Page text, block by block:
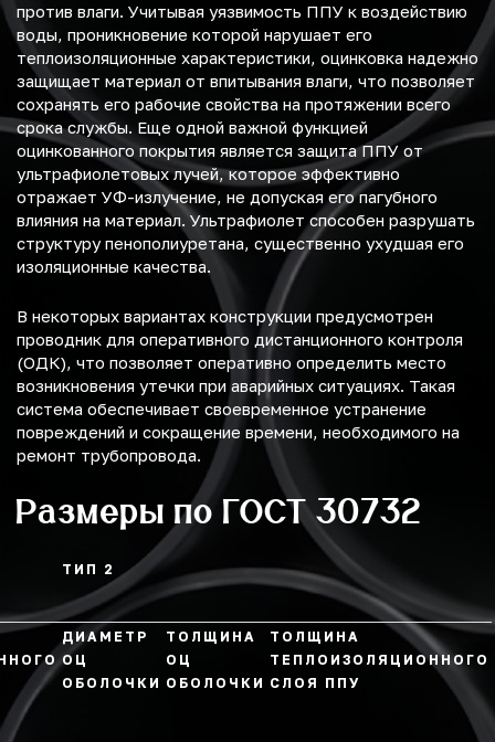
против влаги. Учитывая уязвимость ППУ к воздействию
воды, проникновение которой нарушает его
теплоизоляционные характеристики, оцинковка надежно
защищает материал от впитывания влаги, что позволяет
сохранять его рабочие свойства на протяжении всего
срока службы. Еще одной важной функцией
оцинкованного покрытия является защита ППУ от
ультрафиолетовых лучей, которое эффективно
отражает УФ-излучение, не допуская его пагубного
влияния на материал. Ультрафиолет способен разрушать
структуру пенополиуретана, существенно ухудшая его
изоляционные качества.
В некоторых вариантах конструкции предусмотрен
проводник для оперативного дистанционного контроля
(ОДК), что позволяет оперативно определить место
возникновения утечки при аварийных ситуациях. Такая
система обеспечивает своевременное устранение
повреждений и сокращение времени, необходимого на
ремонт трубопровода.
Размеры по ГОСТ 30732
ТИП 2
ДИАМЕТР
ОЦ
ОБОЛОЧКИ
ТОЛЩИНА
ОЦ
ОБОЛОЧКИ
ТОЛЩИНА
ТЕПЛОИЗОЛЯЦИОННОГО
СЛОЯ ППУ